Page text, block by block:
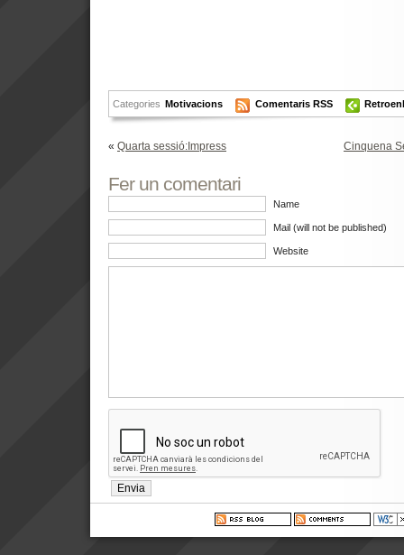
Categories Motivacions Comentaris RSS
« Quarta sessió:Impress Cinquena
Fer un comentari
Name
Mail (will not be published)
Website